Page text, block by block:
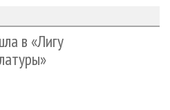
в «Лигу